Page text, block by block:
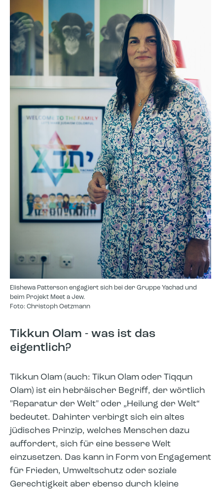
Website:
https://www.yachad-
deutschland.de/
Website:
https://www.meetajew.de/
Mitgefühl und Solidarität einstehen. Das
Engagement der Initiative ruht seit
Sommer 2024.
Webseite:https://www.seieinmensch.de
Elishewa Patterson engagiert sich bei der Gruppe Yachad und
beim Projekt Meet a Jew.
Foto: Christoph Oetzmann
Tikkun Olam - was ist das
eigentlich?
Tikkun Olam (auch: Tikun Olam oder Tiqqun
Olam) ist ein hebräischer Begriff, der wörtlich
"Reparatur der Welt" oder „Heilung der Welt“
bedeutet. Dahinter verbirgt sich ein altes
jüdisches Prinzip, welches Menschen dazu
auffordert, sich für eine bessere Welt
einzusetzen. Das kann in Form von Engagement
für Frieden, Umweltschutz oder soziale
Gerechtigkeit aber ebenso durch kleine